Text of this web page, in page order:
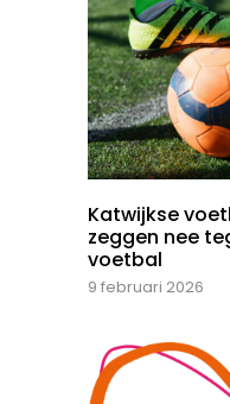
Katwijkse
zeggen nee
voetbal
9 februari 2026